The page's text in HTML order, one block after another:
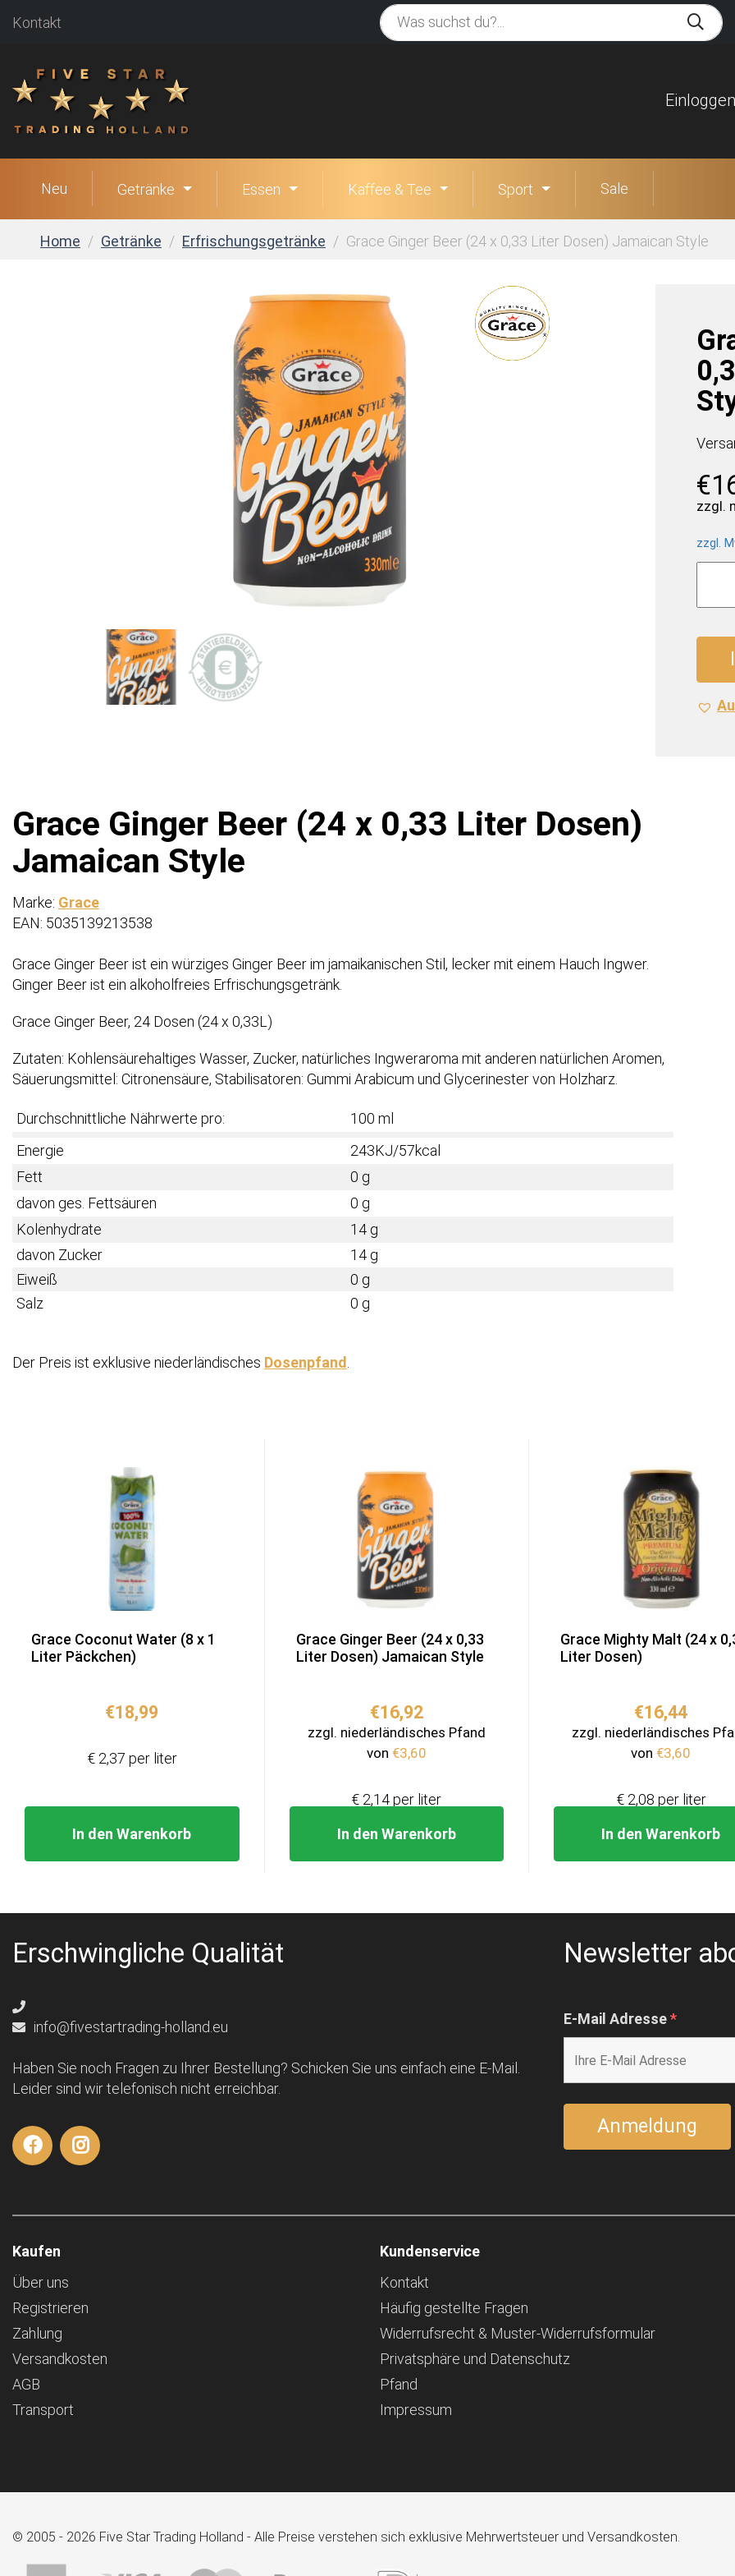
Kontakt
Einloggen
Neu Getränke Essen Kaffee & Tee Sport Sale
Home Getränke Erfrischungsgetränke Grace Ginger Beer (24 x 0,33 Liter Dosen) Jamaican Style
€
zzgl.
zzgl.
Grace
Beer
Liter
Grace Ginger Beer (24 x 0,33 Liter Dosen)
Jamaican Style
Marke: Grace
EAN: 5035139213538
Grace Ginger Beer ist ein würziges Ginger Beer im jamaikanischen Stil, lecker mit einem Hauch Ingwer.
Ginger Beer ist ein alkoholfreies Erfrischungsgetränk.
Grace Ginger Beer, 24 Dosen (24 x 0,33L)
Zutaten: Kohlensäurehaltiges Wasser, Zucker, natürliches Ingweraroma mit anderen natürlichen Aromen,
Säuerungsmittel: Citronensäure, Stabilisatoren: Gummi Arabicum und Glycerinester von Holzharz.
Durchschnittliche Nährwerte pro:
100 ml
Energie
243KJ/57kcal
Fett
0 g
davon ges. Fettsäuren
0 g
Kolenhydrate
14 g
davon Zucker
14 g
Eiweiß
0 g
Salz
0 g
Der Preis ist exklusive niederländisches Dosenpfand.
Grace Coconut Water (8 x 1
Liter Päckchen)
€18,99
In den Warenkorb
€ 2,37 per liter
Grace Ginger Beer (24 x 0,33
Liter Dosen) Jamaican Style
€16,92
zzgl. niederländisches Pfand
von €3,60
In den Warenkorb
€ 2,14 per liter
Grace Mighty Malt (24 x
Liter Dosen)
€16,44
zzgl. niederländisches
von €3,60
In den Warenkorb
€ 2,08 per liter
Erschwingliche Qualität
info@fivestartrading-holland.eu
Haben Sie noch Fragen zu Ihrer Bestellung? Schicken Sie uns einfach eine E-Mail.
Leider sind wir telefonisch nicht erreichbar.
Newsletter
E-Mail Adresse*
Kaufen
Über uns
Registrieren
Zahlung
Versandkosten
AGB
Transport
Kundenservice
Kontakt
Häufig gestellte Fragen
Widerrufsrecht & Muster-Widerrufsformular
Privatsphäre und Datenschutz
Pfand
Impressum
© 2005 - 2026 Five Star Trading Holland - Alle Preise verstehen sich exklusive Mehrwertsteuer und Versandkosten.